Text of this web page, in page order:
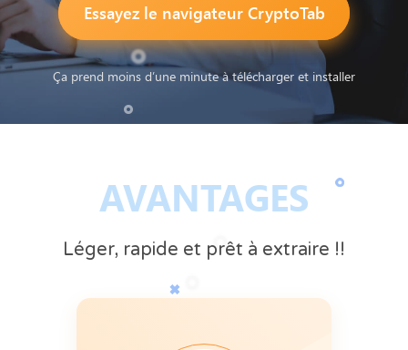
Essayez le navigateur CryptoTab
Ça prend moins d’une minute à télécharger et installer
AVANTAGES
Léger, rapide et prêt à extraire !!